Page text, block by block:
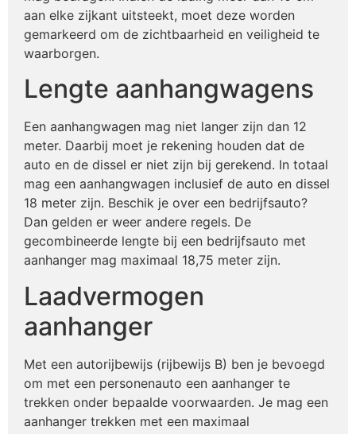
aan elke zijkant uitsteekt, moet deze worden
gemarkeerd om de zichtbaarheid en veiligheid te
waarborgen.
Lengte aanhangwagens
Een aanhangwagen mag niet langer zijn dan 12
meter. Daarbij moet je rekening houden dat de
auto en de dissel er niet zijn bij gerekend. In totaal
mag een aanhangwagen inclusief de auto en dissel
18 meter zijn. Beschik je over een bedrijfsauto?
Dan gelden er weer andere regels. De
gecombineerde lengte bij een bedrijfsauto met
aanhanger mag maximaal 18,75 meter zijn.
Laadvermogen
aanhanger
Met een autorijbewijs (rijbewijs B) ben je bevoegd
om met een personenauto een aanhanger te
trekken onder bepaalde voorwaarden. Je mag een
aanhanger trekken met een maximaal